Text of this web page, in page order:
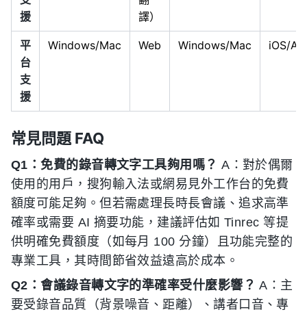
援
譯）
平
台
支
援
Windows/Mac Web Windows/Mac iOS/
常見問題 FAQ
Q1：免費的錄音轉文字工具夠用嗎？ A：對於偶爾
使用的用戶，搜狗輸入法或網易見外工作台的免費
額度可能足夠。但若需處理長時長會議、追求高準
確率或需要 AI 摘要功能，建議評估如 Tinrec 等提
供明確免費額度（如每月 100 分鐘）且功能完整的
專業工具，其時間節省效益遠高於成本。
Q2：會議錄音轉文字的準確率受什麼影響？ A：主
要受錄音品質（背景噪音、距離）、講者口音、專